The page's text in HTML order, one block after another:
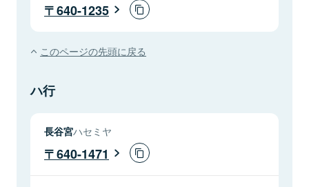
640-1235
このページの先頭に戻る
ハ行
長谷宮ハセミヤ
640-1471